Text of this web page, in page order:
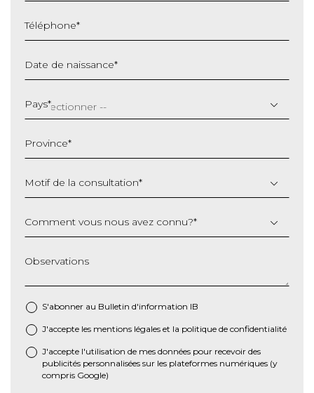
Téléphone*
Date de naissance*
slash
MM
AAAA
Pays*
Province*
Motif de la consultation*
Comment vous nous avez connu?*
Observations
S'abonner au Bulletin d'information IB
* J'accepte les mentions légales et la politique de confidentialité
J'accepte l'utilisation de mes données pour recevoir des
publicités personnalisées sur les plateformes numériques (y
compris Google)